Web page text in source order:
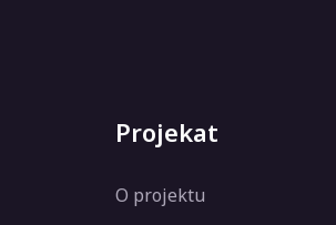
Projekat
O projektu